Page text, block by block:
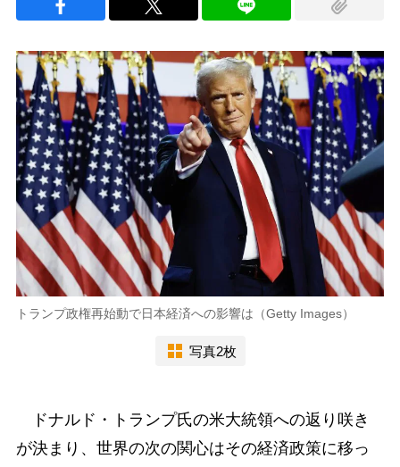
トランプ政権再始動で日本経済への影響は（Getty Images）
写真2枚
ドナルド・トランプ氏の米大統領への返り咲き
が決まり、世界の次の関心はその経済政策に移っ